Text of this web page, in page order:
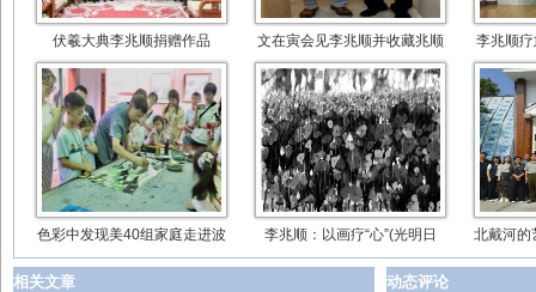
伏羲大典李兆顺捐赠作品 文在寅会见李兆顺并收藏兆顺 李兆顺
色彩中发现美40组家庭走进波 李兆顺：以画疗“心”(光明日 北戴河的
相关文章 动态评论